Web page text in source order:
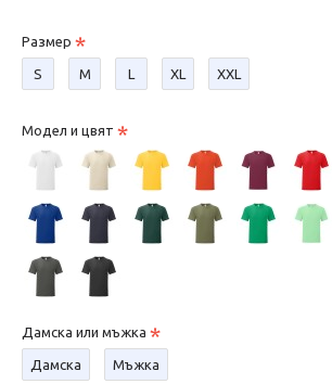
Размер
S М L XL XXL
Модел и цвят
Дамска или мъжка
Дамска Мъжка